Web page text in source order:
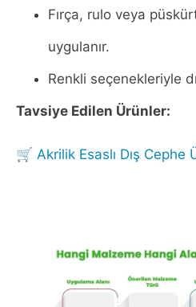
Fırça, rulo veya
uygulanır.
Renkli seçenekleriyle
Tavsiye Edilen Ürünler:
🛒 Akrilik Esaslı Dış Cephe